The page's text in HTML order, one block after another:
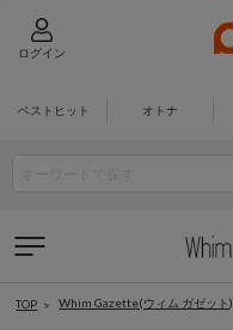
ログイン
ベストヒット オトナ
TOP Whim Gazette(ウィム ガゼット)